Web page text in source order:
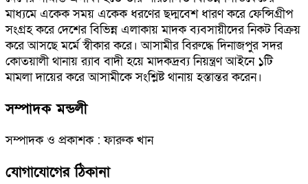
মাধ্যমে একেক সময় একেক ধরণের ছদ্মবেশ ধারণ করে ফেন্সিগ্রীপ
সংগ্রহ করে দেশের বিভিন্ন এলাকায় মাদক ব্যবসায়ীদের নিকট বিক্রয়
করে আসছে মর্মে স্বীকার করে। আসামীর বিরুদ্ধে দিনাজপুর সদর
কোতয়ালী থানায় র‌্যাব বাদী হয়ে মাদকদ্রব্য নিয়ন্ত্রণ আইনে ১টি
মামলা দায়ের করে আসামীকে সংশ্লিষ্ট থানায় হস্তান্তর করেন।
সম্পাদক মন্ডলী
সম্পাদক ও প্রকাশক : ফারুক খান
যোগাযোগের ঠিকানা